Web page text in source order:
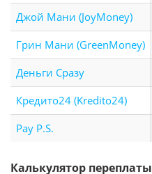
Джой Мани (JoyMoney)
Грин Мани (GreenMoney)
Деньги Сразу
Кредито24 (Kredito24)
Pay P.S.
Калькулятор переплаты